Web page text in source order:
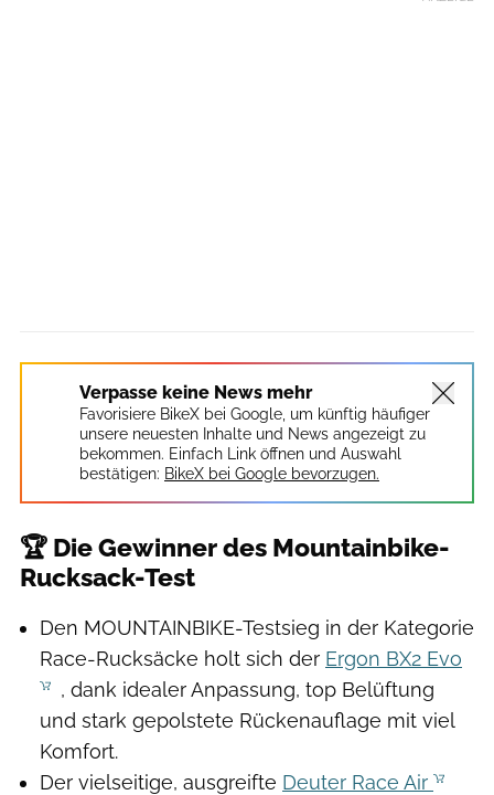
Verpasse keine News mehr
Favorisiere BikeX bei Google, um künftig häufiger
unsere neuesten Inhalte und News angezeigt zu
bekommen. Einfach Link öffnen und Auswahl
bestätigen: BikeX bei Google bevorzugen.
🏆 Die Gewinner des Mountainbike-
Rucksack-Test
Den MOUNTAINBIKE-Testsieg in der Kategorie
Race-Rucksäcke holt sich der Ergon BX2 Evo
, dank idealer Anpassung, top Belüftung
und stark gepolstete Rückenauflage mit viel
Komfort.
Der vielseitige, ausgreifte Deuter Race Air